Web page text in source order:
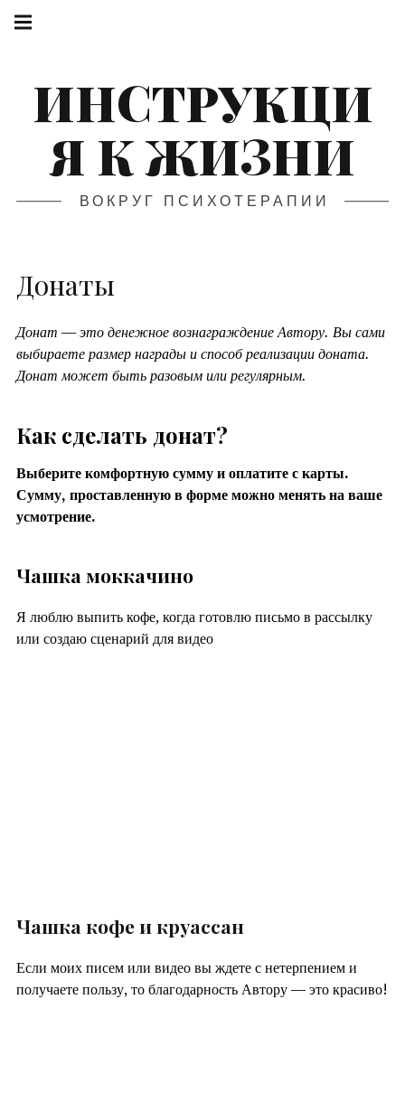
ИНСТРУКЦИ
Я К ЖИЗНИ
ВОКРУГ ПСИХОТЕРАПИИ
Донаты
Донат — это денежное вознаграждение Автору. Вы сами
выбираете размер награды и способ реализации доната.
Донат может быть разовым или регулярным.
Как сделать донат?
Выберите комфортную сумму и оплатите с карты.
Сумму, проставленную в форме можно менять на ваше
усмотрение.
Чашка моккачино
Я люблю выпить кофе, когда готовлю письмо в рассылку
или создаю сценарий для видео
Чашка кофе и круассан
Если моих писем или видео вы ждете с нетерпением и
получаете пользу, то благодарность Автору — это красиво!